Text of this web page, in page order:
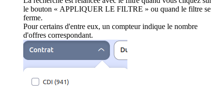
le bouton « APPLIQUER LE FILTRE » ou quand le filtre se
ferme.
Pour certains d'entre eux, un compteur indique le nombre
d'offres correspondant.